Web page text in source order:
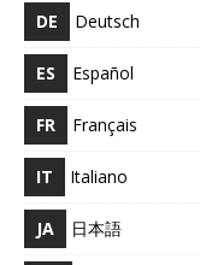
DE Deutsch
ES Español
FR Français
IT Italiano
JA 日本語